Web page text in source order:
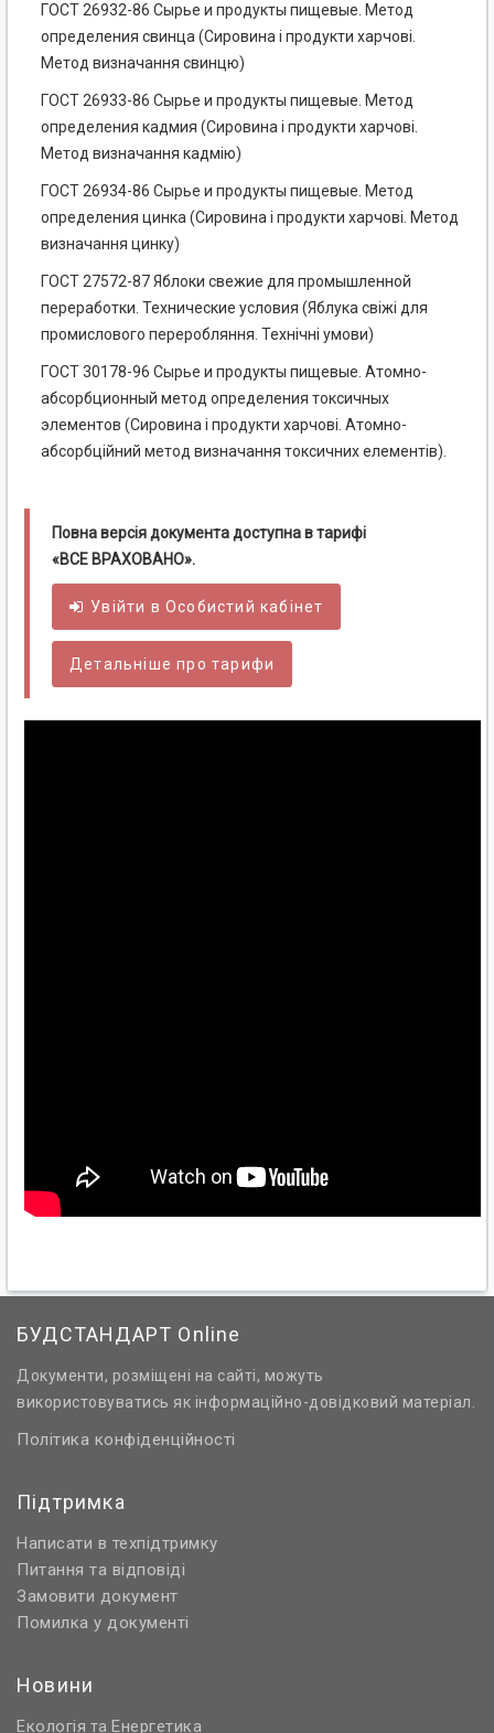
ГОСТ 26932-86 Сырье и продукты пищевые. Метод
определения свинца (Сировина і продукти харчові.
Метод визначання свинцю)
ГОСТ 26933-86 Сырье и продукты пищевые. Метод
определения кадмия (Сировина і продукти харчові.
Метод визначання кадмію)
ГОСТ 26934-86 Сырье и продукты пищевые. Метод
определения цинка (Сировина і продукти харчові. Метод
визначання цинку)
ГОСТ 27572-87 Яблоки свежие для промышленной
переработки. Технические условия (Яблука свіжі для
промислового переробляння. Технічні умови)
ГОСТ 30178-96 Сырье и продукты пищевые. Атомно-
абсорбционный метод определения токсичных
элементов (Сировина і продукти харчові. Атомно-
абсорбційний метод визначання токсичних елементів).
Повна версія документа доступна в тарифі
«ВСЕ ВРАХОВАНО».
Увійти вОсобистий кабінет
Детальніше про тарифи
БУДСТАНДАРТ Online
Документи, розміщені на сайті, можуть
використовуватись як інформаційно-довідковий матеріал.
Політика конфіденційності
Підтримка
Написати в техпідтримку
Питання та відповіді
Замовити документ
Помилка у документі
Новини
Екологія та Енергетика